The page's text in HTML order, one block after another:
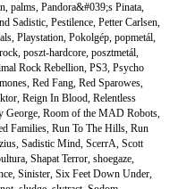
, palms, Pandora&#039;s Pinata,
Sadistic, Pestilence, Petter Carlsen,
, Playstation, Pokolgép, popmetál,
, poszt-hardcore, posztmetál,
Rock Rebellion, PS3, Psycho
, Red Fang, Red Sparowes,
, Reign In Blood, Relentless
George, Room of the MAD Robots,
Families, Run To The Hills, Run
, Sadistic Mind, ScerrA, Scott
, Shapat Terror, shoegaze,
, Sinister, Six Feet Down Under,